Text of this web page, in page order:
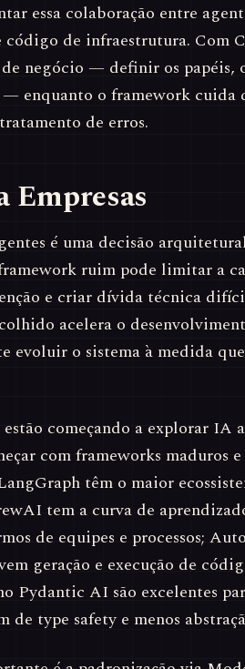
essa colaboração entre
de infraestrutura. Com
negócio — definir os papéis,
— enquanto o framework cuida
de erros.
Empresas
é uma decisão
ruim pode limitar a
e criar dívida técnica
acelera o
evoluir o sistema à medida
começando a explorar IA
com frameworks maduros
têm o maior
tem a curva de
de equipes e processos;
geração e execução de
Pydantic AI são excelentes
de type safety e menos